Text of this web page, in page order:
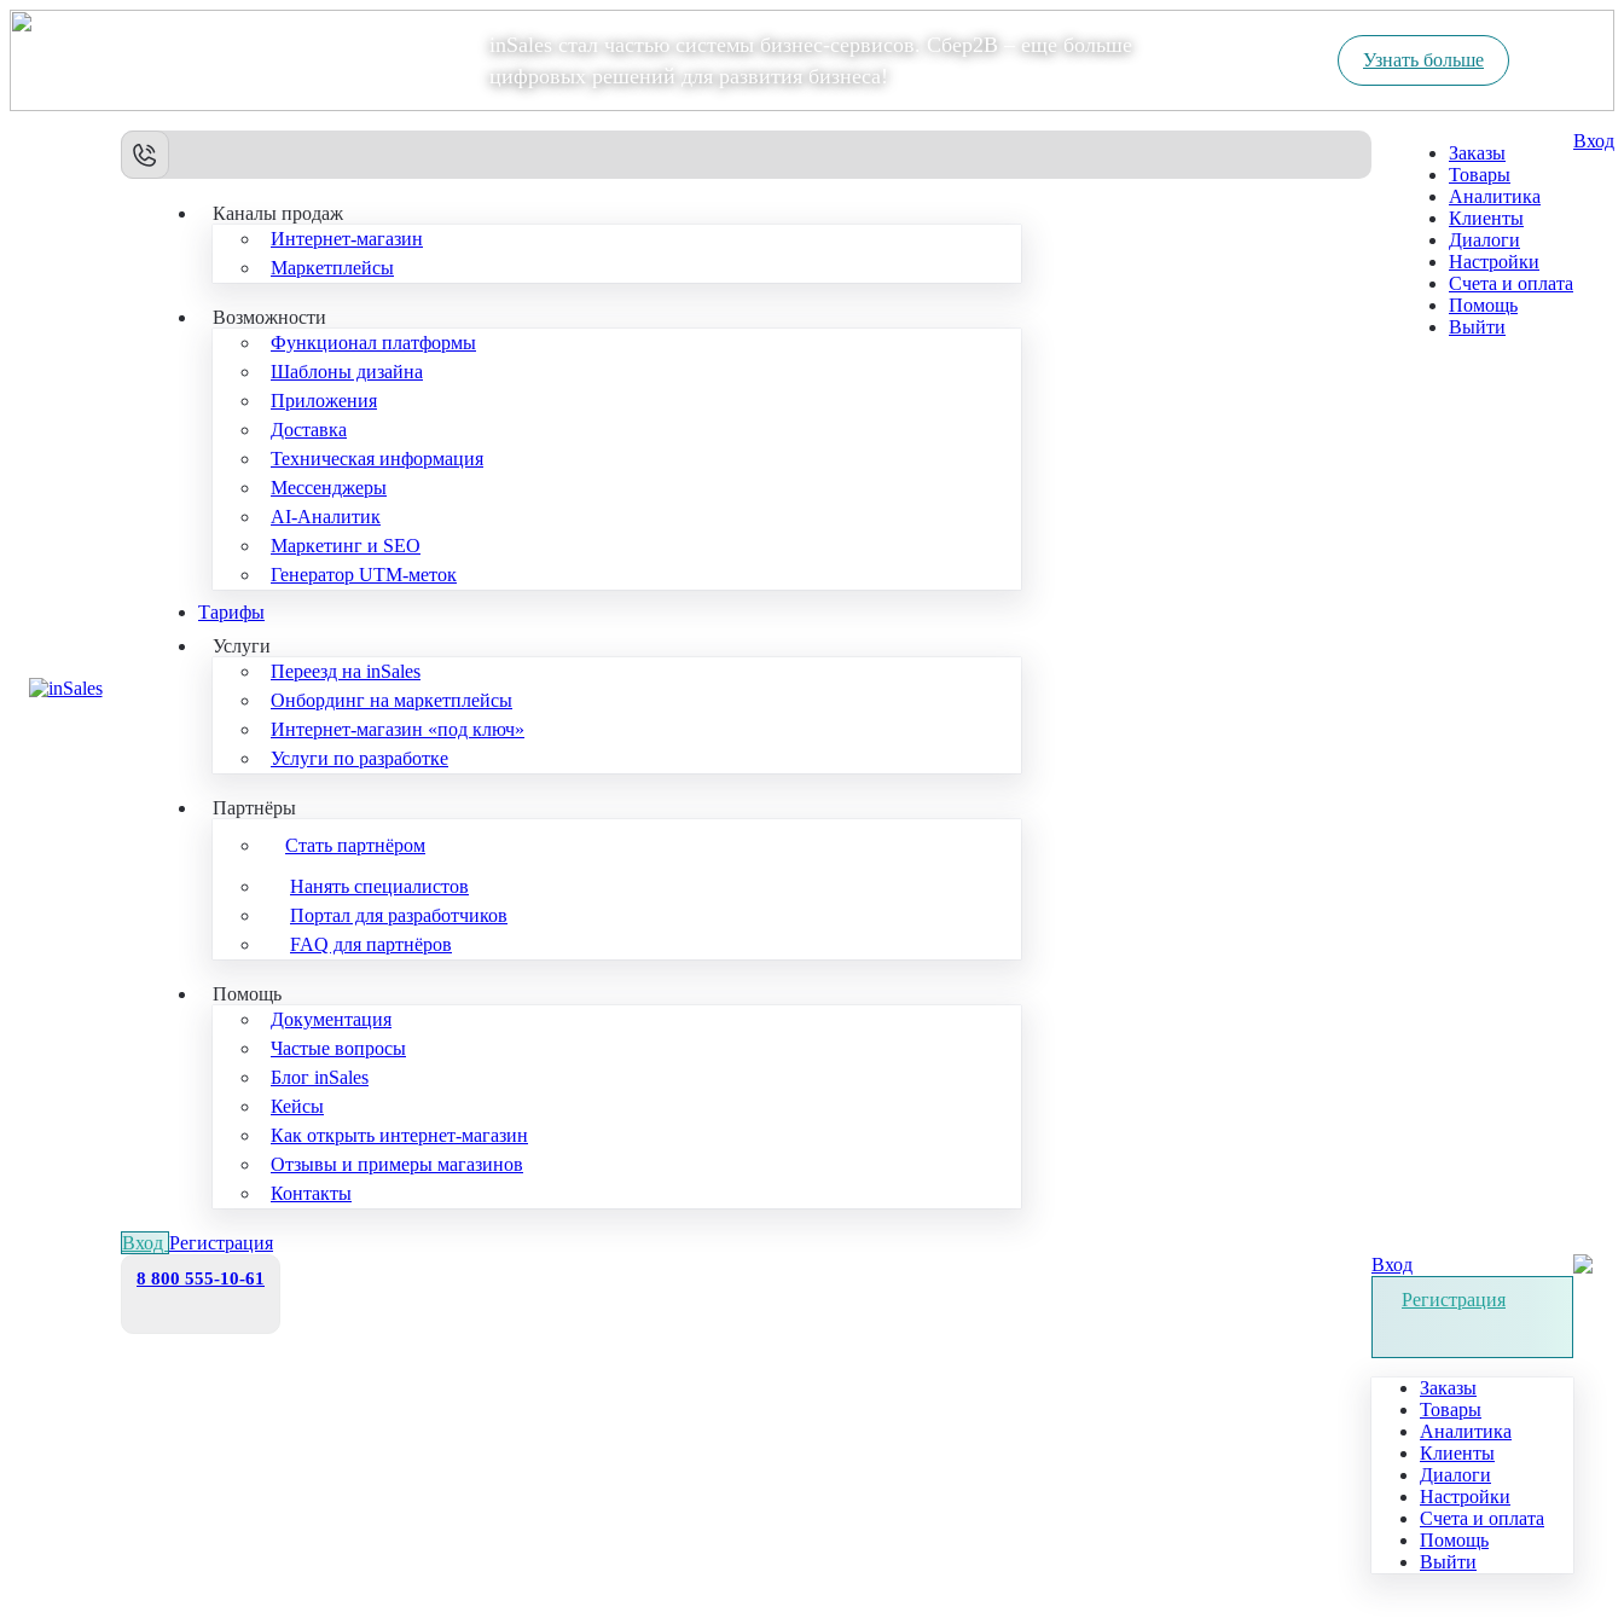
inSales стал частью системы бизнес-сервисов. Сбер2В – еще больше
цифровых решений для развития бизнеса!
Узнать больше
Каналы продаж
Интернет-магазин
Маркетплейсы
Возможности
Функционал платформы
Шаблоны дизайна
Приложения
Доставка
Техническая информация
Мессенджеры
AI-Аналитик
Маркетинг и SEO
Генератор UTM-меток
Тарифы
Услуги
Переезд на inSales
Онбординг на маркетплейсы
Интернет-магазин «под ключ»
Услуги по разработке
Партнёры
Стать партнёром
Нанять специалистов
Портал для разработчиков
FAQ для партнёров
Помощь
Документация
Частые вопросы
Блог inSales
Кейсы
Как открыть интернет-магазин
Отзывы и примеры магазинов
Контакты
Вход Регистрация
Заказы
Товары
Аналитика
Клиенты
Диалоги
Настройки
Счета и оплата
Помощь
Выйти
Вход
8 800 555-10-61
Вход
Регистрация
Заказы
Товары
Аналитика
Клиенты
Диалоги
Настройки
Счета и оплата
Помощь
Выйти